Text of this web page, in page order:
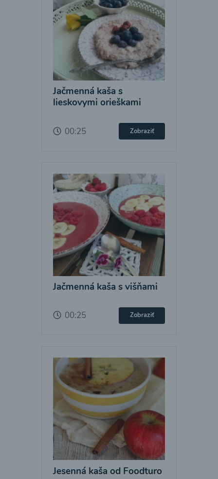
Jačmenná kaša s
lieskovymi orieškami
00:25 Zobraziť
Jačmenná kaša s višňami
00:25 Zobraziť
Jesenná kaša od Foodturo